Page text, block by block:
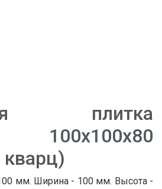
плитка
100х100х80
мм. Ширина - 100 мм. Высота -